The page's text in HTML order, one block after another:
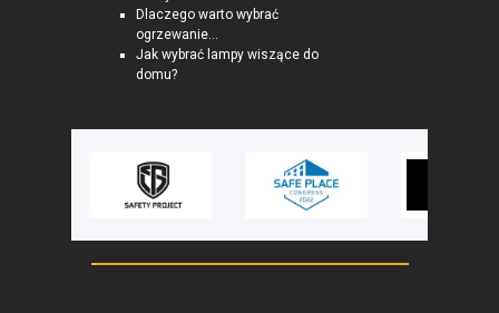
Dlaczego warto wybrać
ogrzewanie...
Jak wybrać lampy wiszące do
domu?